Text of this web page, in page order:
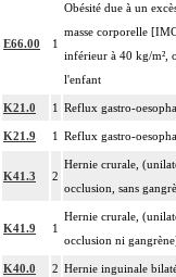
E66.00 1
Obésité due à un
masse corporelle
inférieur à 40 kg/m²,
l'enfant
K21.0 1 Reflux gastro-
K21.9 1 Reflux gastro-
K41.3 2
Hernie crurale,
occlusion, sans
K41.9 1
Hernie crurale,
occlusion ni
K40.0 2 Hernie inguinale